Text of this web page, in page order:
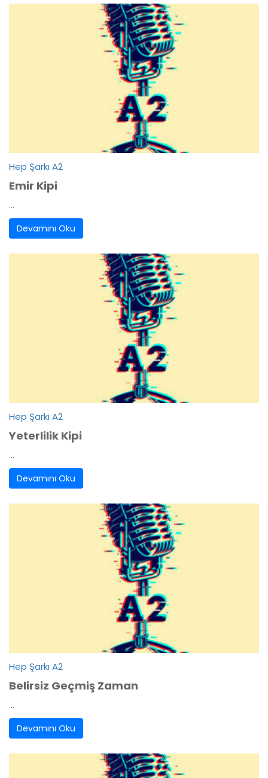
Hep Şarkı A2
Emir Kipi
...
Devamını Oku
Hep Şarkı A2
Yeterlilik Kipi
...
Devamını Oku
Hep Şarkı A2
Belirsiz Geçmiş Zaman
...
Devamını Oku